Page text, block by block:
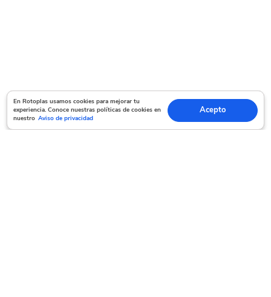
En Rotoplas usamos cookies para mejorar tu experiencia. Conoce nuestras políticas
de cookies en nuestro Aviso de privacidad Acepto
En Rotoplas usamos cookies para mejorar tu
experiencia. Conoce nuestras políticas de cookies en
nuestro Aviso de privacidad
Acepto